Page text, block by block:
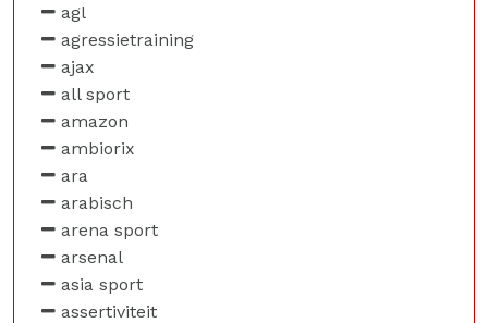
agl
agressietraining
ajax
all sport
amazon
ambiorix
ara
arabisch
arena sport
arsenal
asia sport
assertiviteit